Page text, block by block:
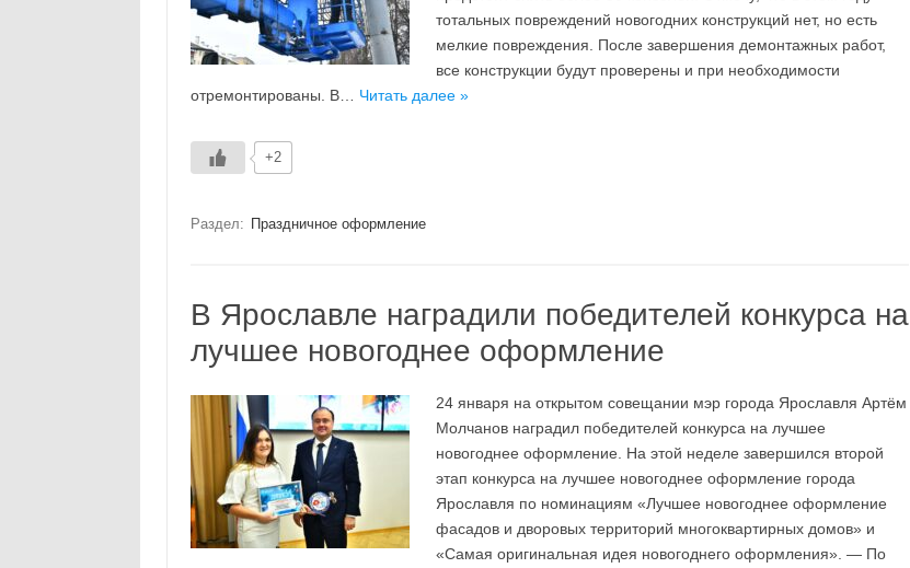
тотальных повреждений новогодних конструкций нет, но есть
мелкие повреждения. После завершения демонтажных работ,
все конструкции будут проверены и при необходимости
отремонтированы. В… Читать далее »
+2
Раздел: Праздничное оформление
В Ярославле наградили победителей конкурса на
лучшее новогоднее оформление
24 января на открытом совещании мэр города Ярославля Артём
Молчанов наградил победителей конкурса на лучшее
новогоднее оформление. На этой неделе завершился второй
этап конкурса на лучшее новогоднее оформление города
Ярославля по номинациям «Лучшее новогоднее оформление
фасадов и дворовых территорий многоквартирных домов» и
«Самая оригинальная идея новогоднего оформления». — По